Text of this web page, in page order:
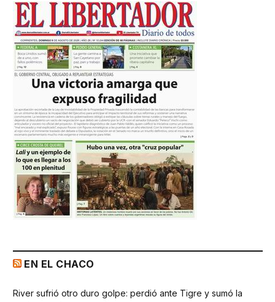
EN EL CHACO
River sufrió otro duro golpe: perdió ante Tigre y sumó la